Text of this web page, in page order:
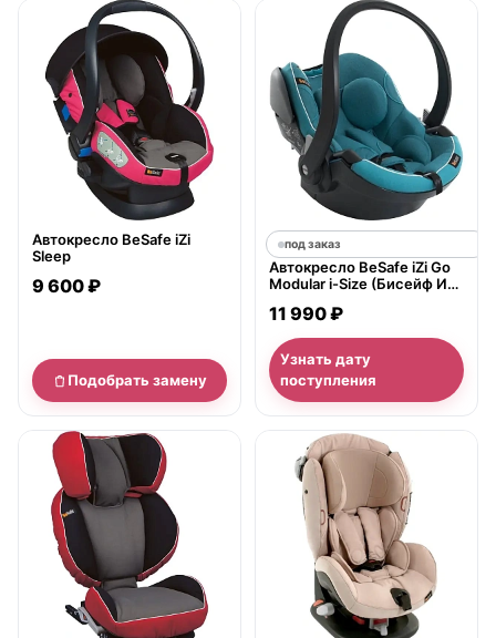
нет в продаже
Автокресло BeSafe iZi
Sleep
9 600 ₽
Подобрать замену
под заказ
Автокресло BeSafe iZi Go
Modular i-Size (Бисейф Изи
11 990 ₽
Узнать дату
поступления
нет в продаже